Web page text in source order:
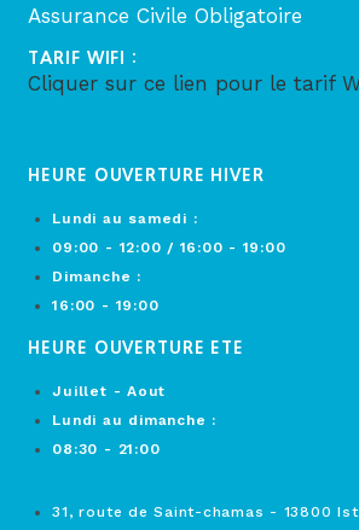
Assurance Civile Obligatoire
TARIF WIFI :
Cliquer sur ce lien pour le tarif
HEURE OUVERTURE HIVER
Lundi au samedi :
09:00 - 12:00 / 16:00 - 19:00
Dimanche :
16:00 - 19:00
HEURE OUVERTURE ETE
Juillet - Aout
Lundi au dimanche :
08:30 - 21:00
31, route de Saint-chamas - 13800